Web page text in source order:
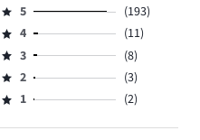
Ocena
5,
ilość
głosów
193.
5
(193)
Ocena
4,
ilość
głosów
4
(11)
Ocena
3,
ilość
3
(8)
Ocena
2,
2
(3)
Ocena
1,
1 (2)